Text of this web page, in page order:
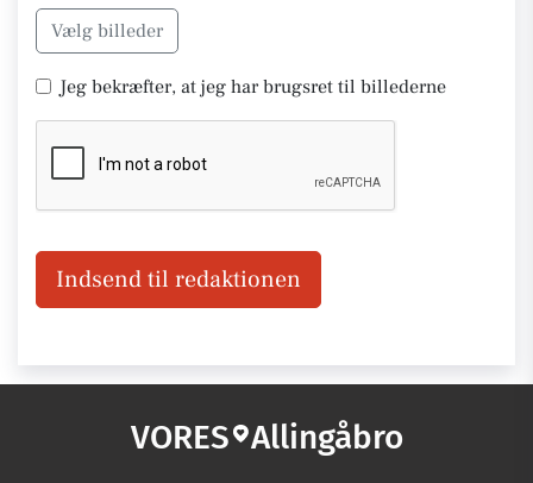
Vælg billeder
Jeg bekræfter, at jeg har brugsret til billederne
Indsend til redaktionen
VORES Allingåbro